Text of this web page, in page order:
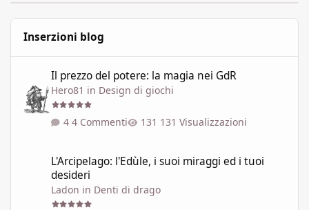
Inserzioni blog
Il prezzo del potere: la magia nei GdR
Hero81 in Design di giochi
4 Commenti 131 Visualizzazioni
L'Arcipelago: l'Edùle, i suoi miraggi ed i tuoi
desideri
Ladon in Denti di drago